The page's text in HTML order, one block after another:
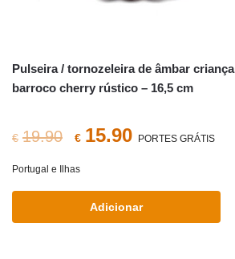
Pulseira / tornozeleira de âmbar criança
barroco cherry rústico – 16,5 cm
€ 19.90
O
preço
original
era:
€ 15.90O
atual
é:
PORTES GRÁTIS
Portugal e Ilhas
Adicionar